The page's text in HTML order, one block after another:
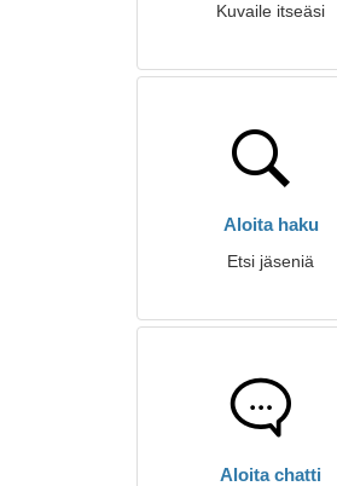
Kuvaile itseäsi
Aloita haku
Etsi jäseniä
Aloita chatti